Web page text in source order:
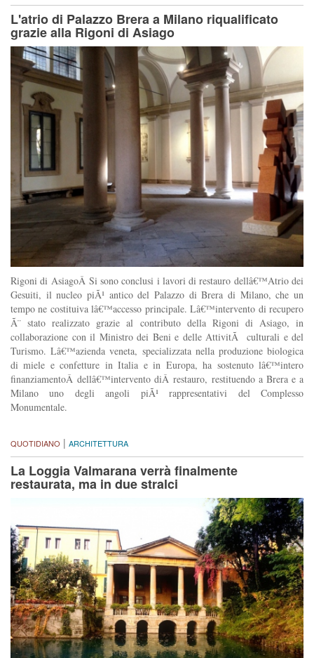
L'atrio di Palazzo Brera a Milano riqualificato
grazie alla Rigoni di Asiago
Rigoni di AsiagoÂ Si sono conclusi i lavori di restauro dellâ€™Atrio dei
Gesuiti, il nucleo piÃ¹ antico del Palazzo di Brera di Milano, che un
tempo ne costituiva lâ€™accesso principale. Lâ€™intervento di recupero
Ã¨ stato realizzato grazie al contributo della Rigoni di Asiago, in
collaborazione con il Ministro dei Beni e delle AttivitÃ culturali e del
Turismo. Lâ€™azienda veneta, specializzata nella produzione biologica
di miele e confetture in Italia e in Europa, ha sostenuto lâ€™intero
finanziamentoÂ dellâ€™intervento diÂ restauro, restituendo a Brera e a
Milano uno degli angoli piÃ¹ rappresentativi del Complesso
Monumentale.
QUOTIDIANO | ARCHITETTURA
La Loggia Valmarana verrà finalmente
restaurata, ma in due stralci